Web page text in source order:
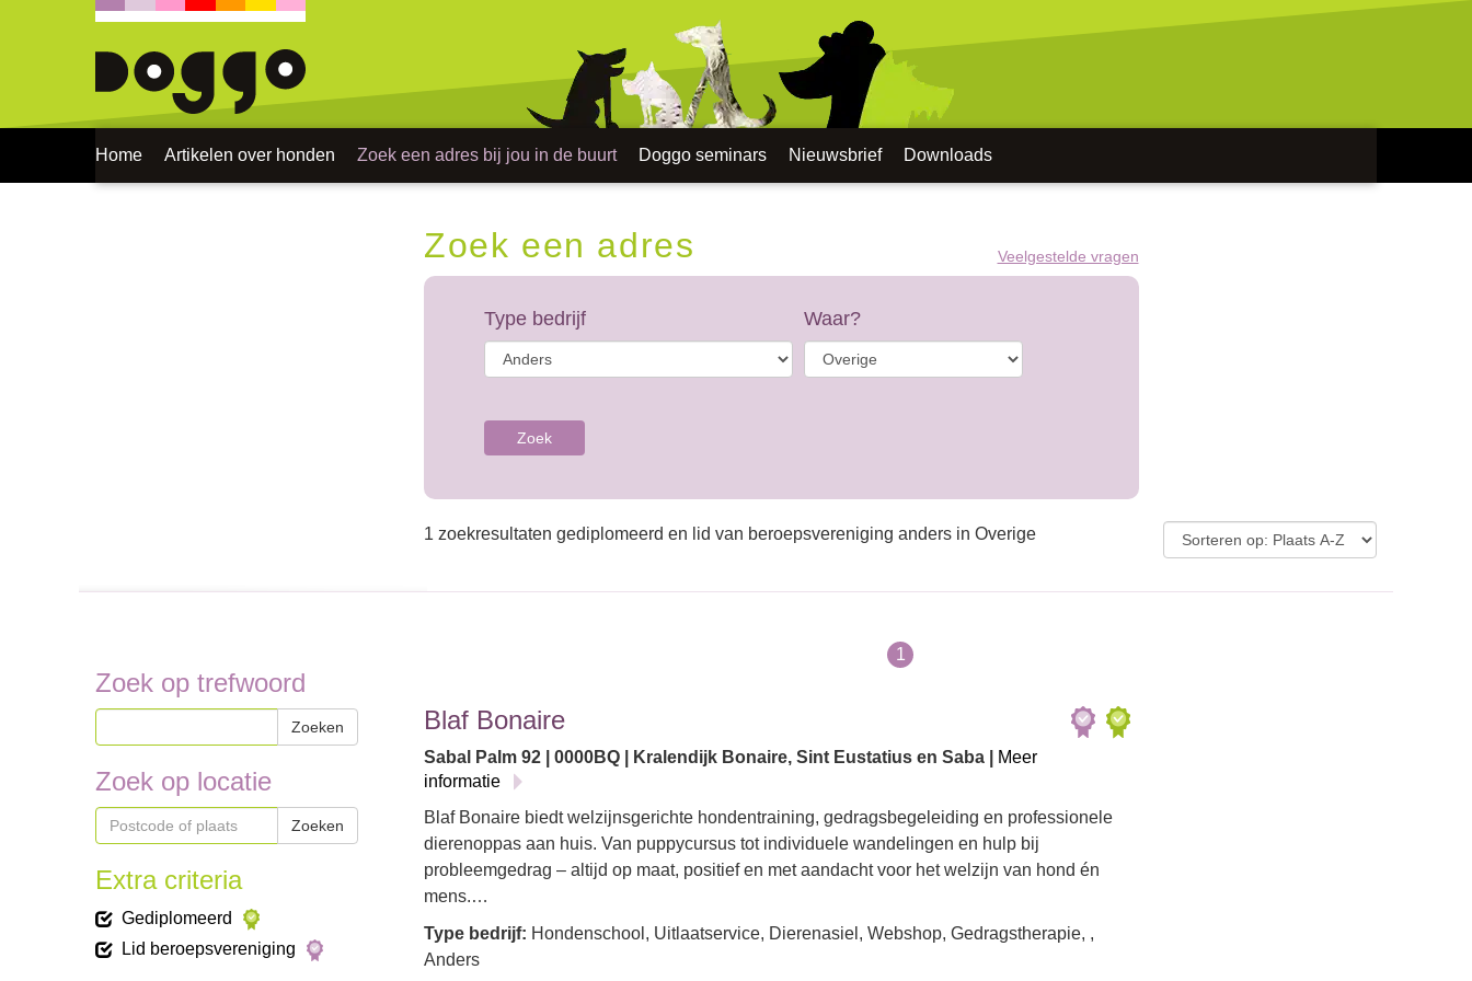
Home Artikelen over honden Zoek een adres bij jou in de buurt Doggo seminars Nieuwsbrief Downloads
Zoek een adres Veelgestelde vragen
Type bedrijf Waar?
Zoek
1 zoekresultaten gediplomeerd en lid van beroepsvereniging anders in Overige
Zoek op trefwoord
Zoeken
Zoek op locatie
Zoeken
Extra criteria
Gediplomeerd
Lid beroepsvereniging
1
Blaf Bonaire
Sabal Palm 92 | 0000BQ | Kralendijk Bonaire, Sint Eustatius en Saba |
Meer
informatie
Blaf Bonaire biedt welzijnsgerichte hondentraining, gedragsbegeleiding en professionele
dierenoppas aan huis. Van puppycursus tot individuele wandelingen en hulp bij
probleemgedrag – altijd op maat, positief en met aandacht voor het welzijn van hond én
mens.…
Type bedrijf: Hondenschool, Uitlaatservice, Dierenasiel, Webshop, Gedragstherapie, ,
Anders